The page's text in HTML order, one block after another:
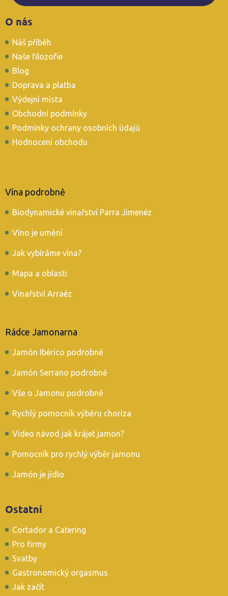
O nás
Náš příběh
Naše filozofie
Blog
Doprava a platba
Výdejní místa
Obchodní podmínky
Podmínky ochrany osobních údajů
Hodnocení obchodu
Vína podrobně
Biodynamické vinařství Parra Jimenéz
Víno je umění
Jak vybíráme vína?
Mapa a oblasti
Vinařství Arraéz
Rádce Jamonarna
Jamón Ibérico podrobně
Jamón Serrano podrobně
Vše o Jamonu podrobně
Rychlý pomocník výběru choriza
Video návod jak krájet jamon?
Pomocník pro rychlý výběr jamonu
Jamón je jídlo
Ostatní
Cortador a Catering
Pro firmy
Svatby
Gastronomický orgasmus
Jak začít